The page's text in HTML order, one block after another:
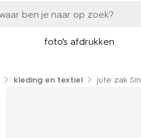
foto's afdrukken
kleding en textiel jute zak